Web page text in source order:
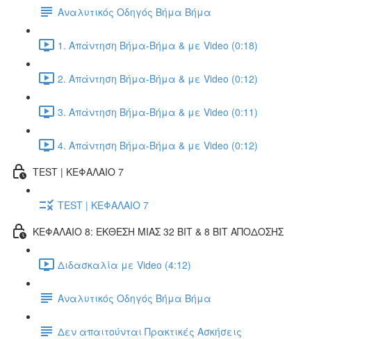
Αναλυτικός Οδηγός Βήμα Βήμα
1. Απάντηση Βήμα-Βήμα & με Video (0:18)
2. Απάντηση Βήμα-Βήμα & με Video (0:12)
3. Απάντηση Βήμα-Βήμα & με Video (0:11)
4. Απάντηση Βήμα-Βήμα & με Video (0:12)
TEST | ΚΕΦΑΛΑΙΟ 7
TEST | ΚΕΦΑΛΑΙΟ 7
ΚΕΦΑΛΑΙΟ 8: ΕΚΘΕΣΗ ΜΙΑΣ 32 BIT & 8 BIT ΑΠΟΔΟΣΗΣ
Διδασκαλία με Video (4:12)
Αναλυτικός Οδηγός Βήμα Βήμα
Δεν απαιτούνται Πρακτικές Ασκήσεις